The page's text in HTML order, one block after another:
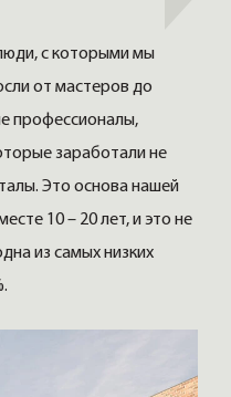
с которыми мы
от мастеров до
профессионалы,
заработали не
Это основа нашей
10 – 20 лет, и это не
из самых низких